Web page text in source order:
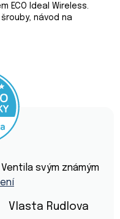
ECO Ideal Wireless.
návod na
svým známým
Vlasta Rudlova